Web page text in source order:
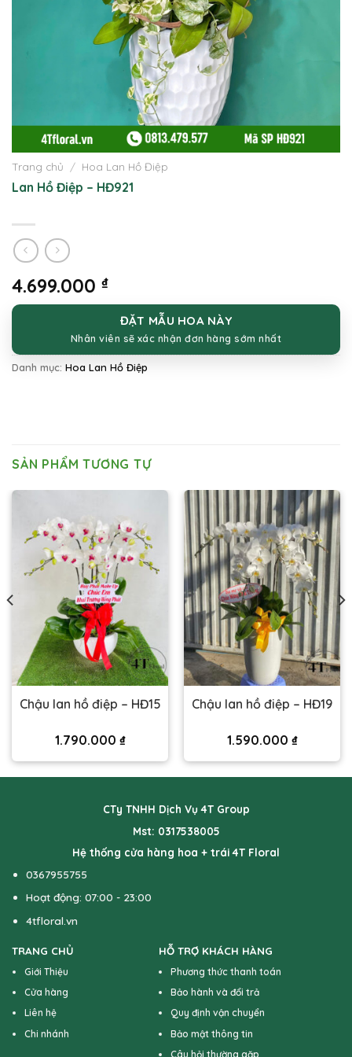
Trang chủ / Hoa Lan Hồ Điệp
Lan Hồ Điệp – HĐ921
4.699.000 ₫
ĐẶT MẪU HOA NÀY
Nhân viên sẽ xác nhận đơn hàng sớm nhất
Danh mục: Hoa Lan Hồ Điệp
SẢN PHẨM TƯƠNG TỰ
Chậu lan hồ điệp – HĐ15
1.790.000 ₫
Chậu lan hồ điệp – HĐ19
1.590.000 ₫
CTy TNHH Dịch Vụ 4T Group
Mst: 0317538005
Hệ thống cửa hàng hoa + trái 4T Floral
0367955755
Hoạt động: 07:00 - 23:00
4tfloral.vn
TRANG CHỦ
Giới Thiệu
Cửa hàng
Liên hệ
Chi nhánh
HỖ TRỢ KHÁCH HÀNG
Phương thức thanh toán
Bảo hành và đổi trả
Quy định vận chuyển
Bảo mật thông tin
Câu hỏi thường gặp